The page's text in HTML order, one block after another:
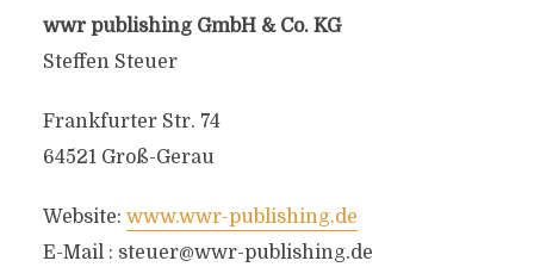
wwr publishing GmbH & Co. KG
Steffen Steuer
Frankfurter Str. 74
64521 Groß-Gerau
Website: www.wwr-publishing.de
E-Mail : steuer@wwr-publishing.de